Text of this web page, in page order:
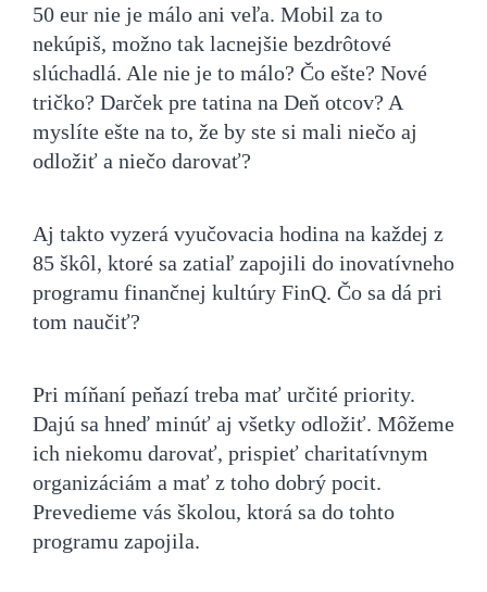
50 eur nie je málo ani veľa. Mobil za to
nekúpiš, možno tak lacnejšie bezdrôtové
slúchadlá. Ale nie je to málo? Čo ešte? Nové
tričko? Darček pre tatina na Deň otcov? A
myslíte ešte na to, že by ste si mali niečo aj
odložiť a niečo darovať?
Aj takto vyzerá vyučovacia hodina na každej z
85 škôl, ktoré sa zatiaľ zapojili do inovatívneho
programu finančnej kultúry FinQ. Čo sa dá pri
tom naučiť?
Pri míňaní peňazí treba mať určité priority.
Dajú sa hneď minúť aj všetky odložiť. Môžeme
ich niekomu darovať, prispieť charitatívnym
organizáciám a mať z toho dobrý pocit.
Prevedieme vás školou, ktorá sa do tohto
programu zapojila.